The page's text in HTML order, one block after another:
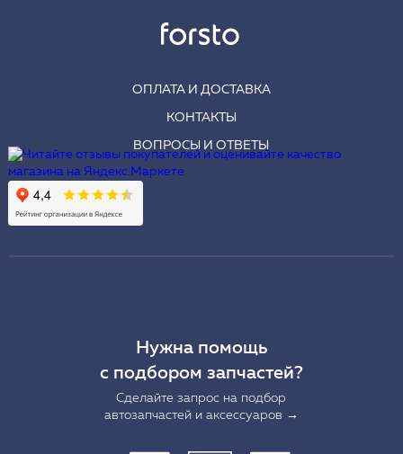
ОПЛАТА И ДОСТАВКА
КОНТАКТЫ
ВОПРОСЫ И ОТВЕТЫ
Нужна помощь
с подбором запчастей?
Сделайте запрос на подбор
автозапчастей и аксессуаров →